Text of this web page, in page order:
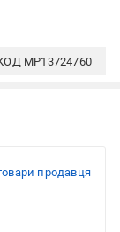
MP13724760
продавця